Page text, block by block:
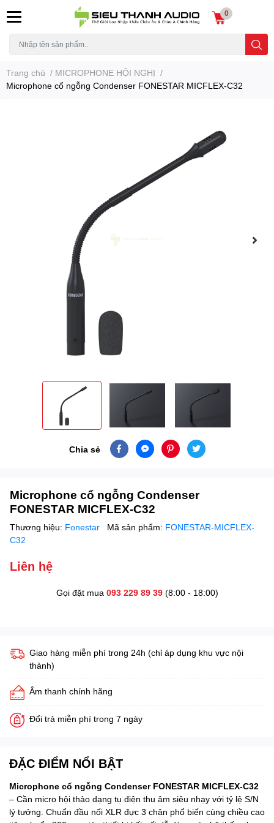
0
Trang chủ / MICROPHONE HỘI NGHỊ /
Microphone cổ ngỗng Condenser FONESTAR MICFLEX-C32
Chia sẻ
Microphone cổ ngỗng Condenser
FONESTAR MICFLEX-C32
Thương hiệu: Fonestar Mã sản phẩm: FONESTAR-MICFLEX-
C32
Liên hệ
Gọi đặt mua 093 229 89 39(8:00 - 18:00)
Giao hàng miễn phí trong 24h (chỉ áp dụng khu vực nội
thành)
Âm thanh chính hãng
Đổi trả miễn phí trong 7 ngày
ĐẶC ĐIỂM NỔI BẬT
Microphone cổ ngỗng Condenser FONESTAR MICFLEX-C32
– Cần micro hội thảo dạng tụ điện thu âm siêu nhạy với tỷ lệ S/N
lý tưởng. Chuẩn đầu nối XLR đực 3 chân phổ biến cùng chiều cao